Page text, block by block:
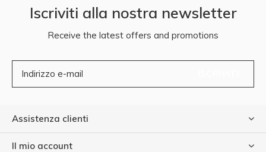
Iscriviti alla nostra newsletter
Receive the latest offers and promotions
Assistenza clienti
Il mio account